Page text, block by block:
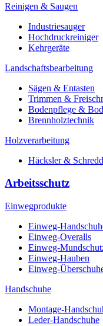
Reinigen & Saugen
Industriesauger
Hochdruckreiniger
Kehrgeräte
Landschaftsbearbeitung
Sägen & Entasten
Trimmen &
Bodenpflege &
Brennholztechnik
Holzverarbeitung
Häcksler &
Arbeitsschutz
Einwegprodukte
Einweg-
Einweg-Overalls
Einweg-
Einweg-Hauben
Einweg-
Handschuhe
Montage-
Leder-Handschuhe